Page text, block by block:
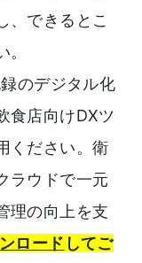
、できるとこ
のデジタル化
食店向けDXツ
ください。衛
ラウドで一元
理の向上を支
ロード してご